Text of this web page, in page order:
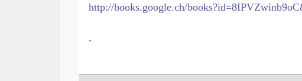
http://books.google.ch/
.